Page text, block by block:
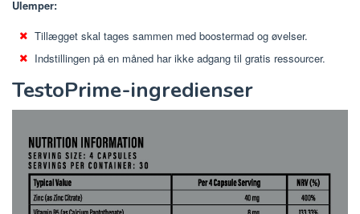
Ulemper:
Tillægget skal tages sammen med boostermad og øvelser.
Indstillingen på en måned har ikke adgang til gratis ressourcer.
TestoPrime-ingredienser